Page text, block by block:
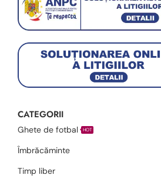
CATEGORII
Ghete de fotbal HOT
Îmbrăcăminte
Timp liber